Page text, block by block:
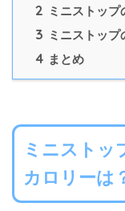
2 ミニストップ
3 ミニストップ
4 まとめ
ミニストッ
カロリーは